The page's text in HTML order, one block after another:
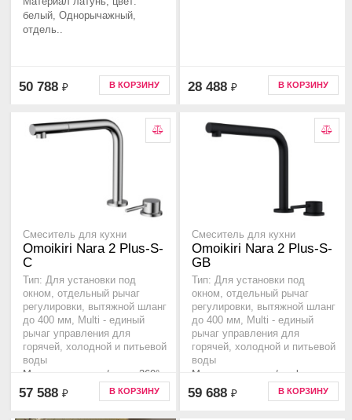
белый, Однорычажный,
отдель..
50 788 ₽ В КОРЗИНУ 28 488 ₽ В КОРЗИНУ
Смеситель для кухни
Omoikiri Nara 2 Plus-S-
C
Тип: Для установки под
окном, отдельный рычаг
регулировки, вытяжной шланг
до 400 мм, Multi - единый
рычаг управления для
горячей, холодной и питьевой
воды
Материал латунь/хром, 360°..
57 588 ₽ В КОРЗИНУ
Смеситель для кухни
Omoikiri Nara 2 Plus-S-
GB
Тип: Для установки под
окном, отдельный рычаг
регулировки, вытяжной шланг
до 400 мм, Multi - единый
рычаг управления для
горячей, холодной и питьевой
воды
Материал латунь/графит,
360°..
59 688 ₽ В КОРЗИНУ